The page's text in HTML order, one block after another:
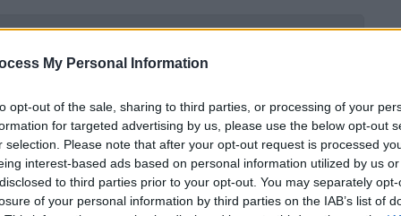
My Personal Information
opt-out of the sale, sharing to third parties, or processing of your
for targeted advertising by us, please use the below opt-out
selection. Please note that after your opt-out request is processed
interest-based ads based on personal information utilized by us
to third parties prior to your opt-out. You may separately
of your personal information by third parties on the IAB’s list of
ΟΠΕΚΕΠΕ: «Είναι γκάνγκστερ –
εκτάσεις»